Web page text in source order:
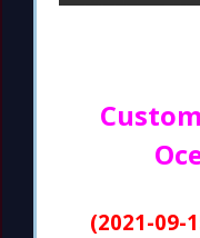
(2021-09-